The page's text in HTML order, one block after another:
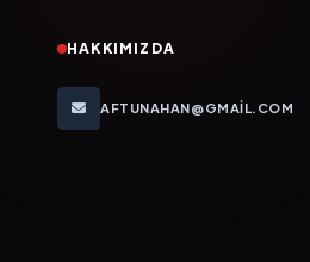
HAKKIMIZDA
AFTUNAHAN@GMAIL.COM